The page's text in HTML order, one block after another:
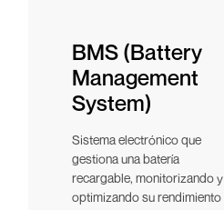
BMS (Battery
Management
System)
Sistema electrónico que
gestiona una batería
recargable, monitorizando y
optimizando su rendimiento